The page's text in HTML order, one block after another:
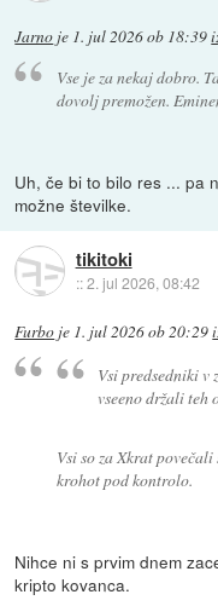
Jarno je 1. jul 2026 ob 18:39
Vse je za nekaj dobro.
dovolj premožen.
Uh, če bi to bilo res ... pa
možne številke.
tikitoki
::2. jul 2026, 08:42
Furbo je 1. jul 2026 ob 20:29
Vsi predsedniki v
vseeno držali teh
Vsi so za Xkrat
krohot pod kontrolo.
Nihce ni s prvim dnem
kripto kovanca.